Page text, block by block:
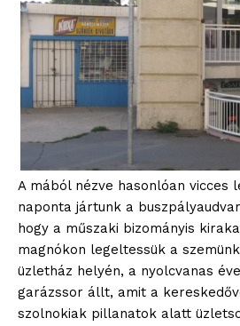
A mából nézve hasonlóan vicces
naponta jártunk a
hogy a műszaki bizományis
magnókon legeltessük a
üzletház helyén, a nyolcvanas
garázssor állt, amit a
szolnokiak pillanatok alatt